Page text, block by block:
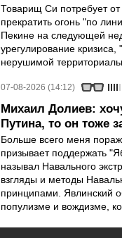
Товарищ Си потребует
прекратить огонь "по
Пекине на следующей
урегулирование
нерушимой
07-08-2026 (14:12)
Михаил Долиев:
Путина, то он тоже
Больше всего меня
призывает поддержать
называл Навального
взгляды и методы
принципами. Явлинский
популизме и вождизме,